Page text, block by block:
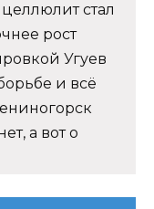
стал
рост
Угуев
и всё
а вот о